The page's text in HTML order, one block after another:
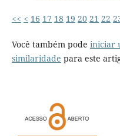
<< < 16 17 18 19 20 21 22
Você também pode iniciar
similaridade para este